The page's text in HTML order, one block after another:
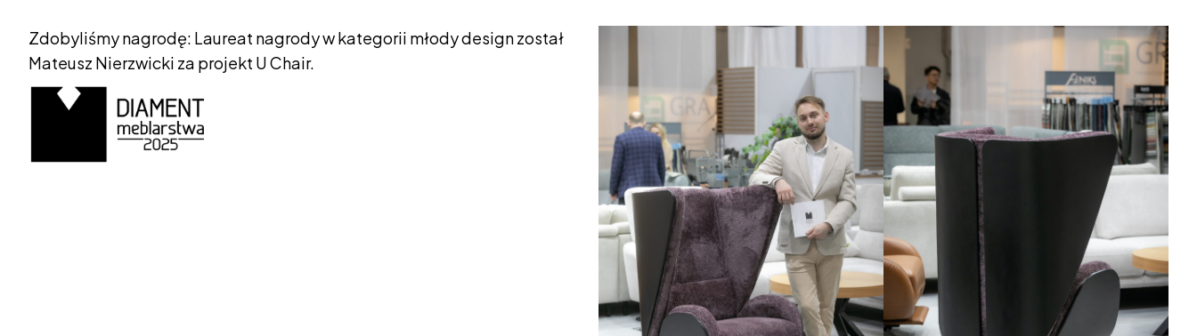
Zdobyliśmy nagrodę: Laureat nagrody w kategorii młody design został
Mateusz Nierzwicki za projekt U Chair.